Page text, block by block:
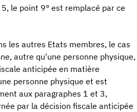
le point 9° est remplacé par ce
les autres Etats membres, le cas
autre qu'une personne physique,
anticipée en matière
personne physique et est
aux paragraphes 1 et 3,
par la décision fiscale anticipée